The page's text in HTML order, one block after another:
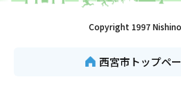
Copyright 1997
西宮市トップペ